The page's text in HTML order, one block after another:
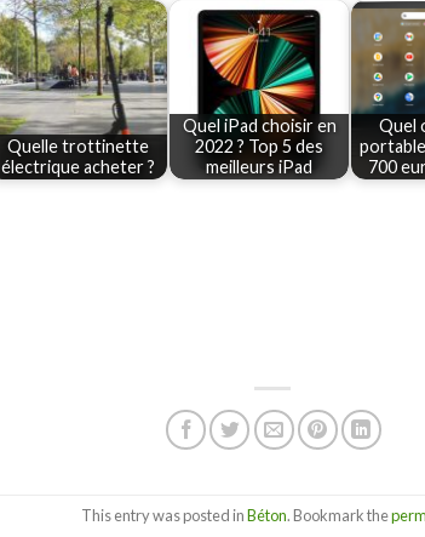
Quelle trottinette
électrique acheter ?
Quel iPad choisir en
2022 ? Top 5 des
meilleurs iPad
Quel
700
This entry was posted inBéton. Bookmark the